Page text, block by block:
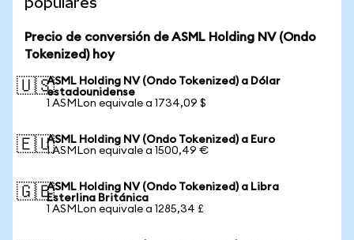
Precio de conversión de ASML Holding NV (Ondo
Tokenized) hoy
🇺🇸ASML Holding NV (Ondo Tokenized) a Dólar
estadounidense
1 ASMLon equivale a 1734,09 $
🇪🇺ASML Holding NV (Ondo Tokenized) a Euro
1 ASMLon equivale a 1500,49 €
🇬🇧ASML Holding NV (Ondo Tokenized) a Libra
Esterlina Británica
1 ASMLon equivale a 1285,34 £